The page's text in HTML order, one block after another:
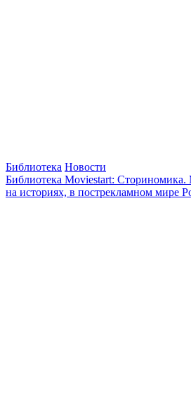
Библиотека Новости
Библиотека Moviestart:
на историях, в пострекламном мире